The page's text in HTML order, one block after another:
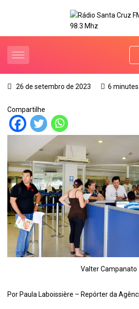
26 de setembro de 2023 6 minutes
Compartilhe
Valter Campanato
Por Paula Laboissière – Repórter da